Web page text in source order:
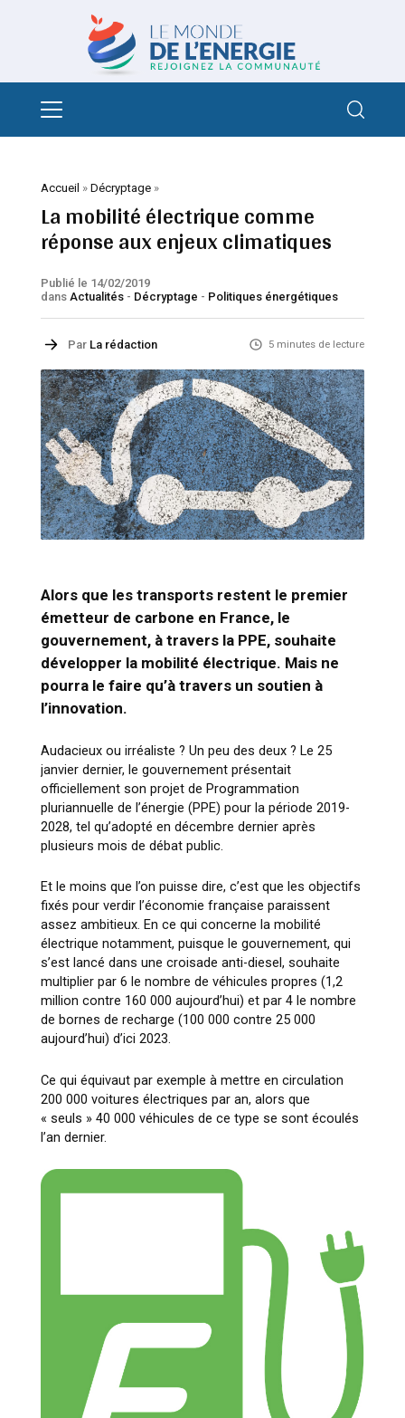
Accueil » Décryptage»
La mobilité électrique comme
réponse aux enjeux climatiques
Publié le 14/02/2019
dans Actualités- Décryptage - Politiques énergétiques
Par La rédaction 5 minutes de lecture
Alors que les transports restent le premier
émetteur de carbone en France, le
gouvernement, à travers la PPE, souhaite
développer la mobilité électrique. Mais ne
pourra le faire qu’à travers un soutien à
l’innovation.
Audacieux ou irréaliste ? Un peu des deux ? Le 25
janvier dernier, le gouvernement présentait
officiellement son projet de Programmation
pluriannuelle de l’énergie (PPE) pour la période 2019-
2028, tel qu’adopté en décembre dernier après
plusieurs mois de débat public.
Et le moins que l’on puisse dire, c’est que les objectifs
fixés pour verdir l’économie française paraissent
assez ambitieux. En ce qui concerne la mobilité
électrique notamment, puisque le gouvernement, qui
s’est lancé dans une croisade anti-diesel, souhaite
multiplier par 6 le nombre de véhicules propres (1,2
million contre 160 000 aujourd’hui) et par 4 le nombre
de bornes de recharge (100 000 contre 25 000
aujourd’hui) d’ici 2023.
Ce qui équivaut par exemple à mettre en circulation
200 000 voitures électriques par an, alors que
« seuls » 40 000 véhicules de ce type se sont écoulés
l’an dernier.